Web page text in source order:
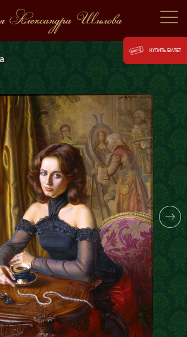
КУПИТЬ БИЛЕТ